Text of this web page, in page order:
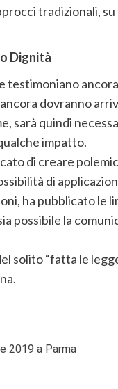
tradizionali,
Dignità
ancora dovranno
sarà quindi
impatto.
di creare
di
ha pubblicato le
possibile la
solito “fatta le
2019 a Parma